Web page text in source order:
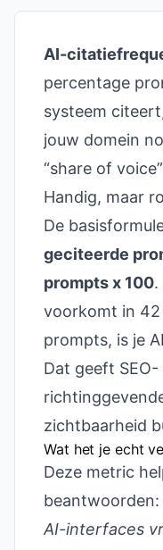
AI-
percentage
systeem
jouw domein
“share of
Handig, maar
De
geciteerde
prompts x 100.
voorkomt in 42
prompts, is je
Dat geeft SEO-
zichtbaarheid
Wat het je echt
Deze metric
beantwoorden:
AI-interfaces